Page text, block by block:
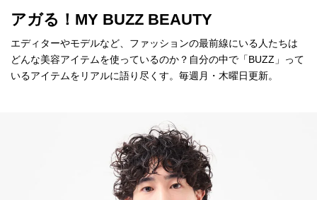
アガる！MY BUZZ BEAUTY
エディターやモデルなど、ファッションの最前線にいる人たちは
どんな美容アイテムを使っているのか？自分の中で「BUZZ」って
いるアイテムをリアルに語り尽くす。毎週月・木曜日更新。